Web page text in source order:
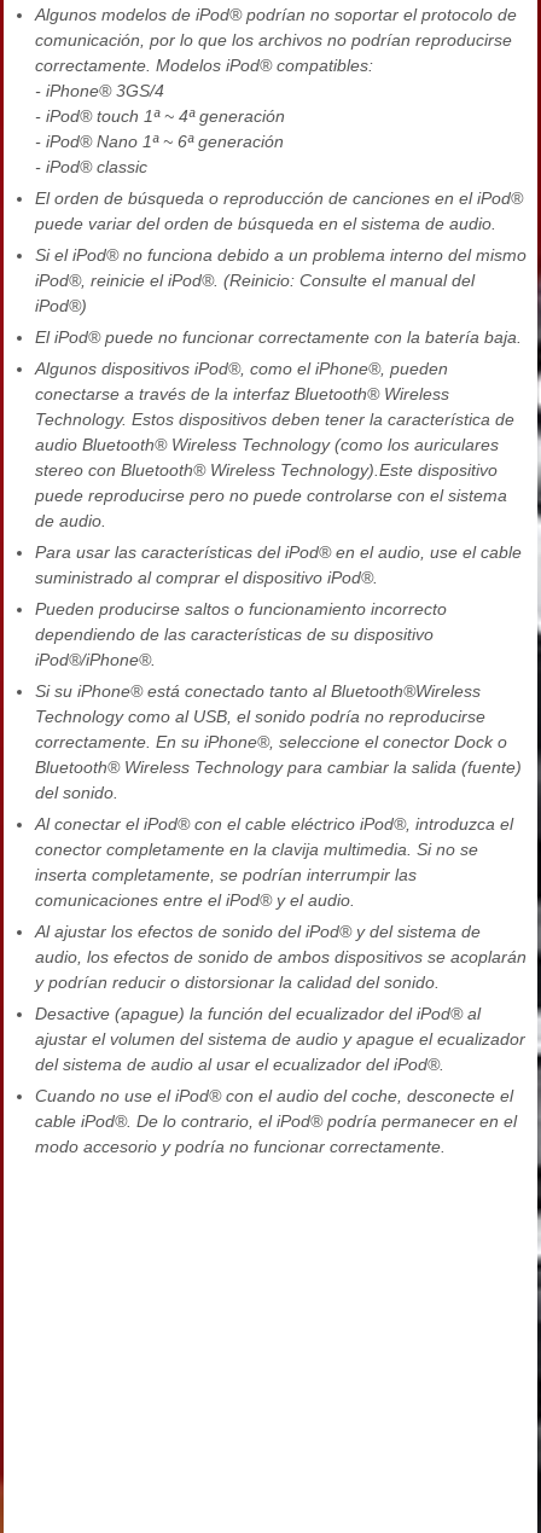
Algunos modelos de iPod® podrían no soportar el protocolo de
comunicación, por lo que los archivos no podrían reproducirse
correctamente. Modelos iPod® compatibles:
- iPhone® 3GS/4
- iPod® touch 1ª ~ 4ª generación
- iPod® Nano 1ª ~ 6ª generación
- iPod® classic
El orden de búsqueda o reproducción de canciones en el iPod®
puede variar del orden de búsqueda en el sistema de audio.
Si el iPod® no funciona debido a un problema interno del mismo
iPod®, reinicie el iPod®. (Reinicio: Consulte el manual del
iPod®)
El iPod® puede no funcionar correctamente con la batería baja.
Algunos dispositivos iPod®, como el iPhone®, pueden
conectarse a través de la interfaz Bluetooth® Wireless
Technology. Estos dispositivos deben tener la característica de
audio Bluetooth® Wireless Technology (como los auriculares
stereo con Bluetooth® Wireless Technology).Este dispositivo
puede reproducirse pero no puede controlarse con el sistema
de audio.
Para usar las características del iPod® en el audio, use el cable
suministrado al comprar el dispositivo iPod®.
Pueden producirse saltos o funcionamiento incorrecto
dependiendo de las características de su dispositivo
iPod®/iPhone®.
Si su iPhone® está conectado tanto al Bluetooth®Wireless
Technology como al USB, el sonido podría no reproducirse
correctamente. En su iPhone®, seleccione el conector Dock o
Bluetooth® Wireless Technology para cambiar la salida (fuente)
del sonido.
Al conectar el iPod® con el cable eléctrico iPod®, introduzca el
conector completamente en la clavija multimedia. Si no se
inserta completamente, se podrían interrumpir las
comunicaciones entre el iPod® y el audio.
Al ajustar los efectos de sonido del iPod® y del sistema de
audio, los efectos de sonido de ambos dispositivos se acoplarán
y podrían reducir o distorsionar la calidad del sonido.
Desactive (apague) la función del ecualizador del iPod® al
ajustar el volumen del sistema de audio y apague el ecualizador
del sistema de audio al usar el ecualizador del iPod®.
Cuando no use el iPod® con el audio del coche, desconecte el
cable iPod®. De lo contrario, el iPod® podría permanecer en el
modo accesorio y podría no funcionar correctamente.